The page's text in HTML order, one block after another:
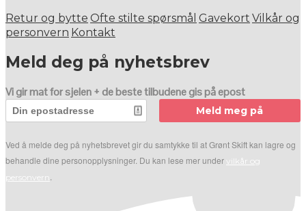
Retur og bytte Ofte stilte spørsmål Gavekort Vilkår og
personvern Kontakt
Meld deg på nyhetsbrev
Vi gir mat for sjelen + de beste tilbudene gis på epost
Meld meg på
Ved å melde deg på nyhetsbrevet gir du samtykke til at Grønt Skift kan lagre og
behandle dine personopplysninger. Du kan lese mer under vilkår og
personvern.